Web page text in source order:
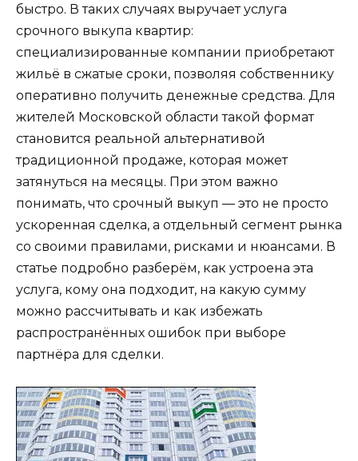
быстро. В таких случаях выручает услуга
срочного выкупа квартир:
специализированные компании приобретают
жильё в сжатые сроки, позволяя собственнику
оперативно получить денежные средства. Для
жителей Московской области такой формат
становится реальной альтернативой
традиционной продаже, которая может
затянуться на месяцы. При этом важно
понимать, что срочный выкуп — это не просто
ускоренная сделка, а отдельный сегмент рынка
со своими правилами, рисками и нюансами. В
статье подробно разберём, как устроена эта
услуга, кому она подходит, на какую сумму
можно рассчитывать и как избежать
распространённых ошибок при выборе
партнёра для сделки.